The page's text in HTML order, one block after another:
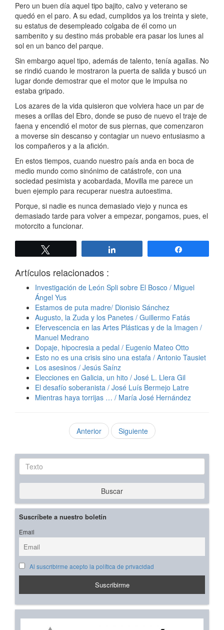
Pero un buen día aquel tipo bajito, calvo y veterano se
quedó en el paro. A su edad, cumplidos ya los treinta y siete,
su estatus de desempleado colgaba de él como un
sambenito y su destino más probable era pasar los lunes al
sol en un banco del parque.
Sin embargo aquel tipo, además de talento, tenía agallas. No
se rindió cuando le mostraron la puerta de salida y buscó un
lugar donde demostrar que el motor que le impulsa no
estaba gripado.
Los azares de la vida quisieron que volviera hace un par de
meses a orillas del Ebro, donde se puso de nuevo el traje de
faena y encendió el motor de sus piernas, que comenzaron
a moverse sin descanso y contagiar un nuevo entusiasmo a
los compañeros y a la afición.
En estos tiempos, cuando nuestro país anda en boca de
medio mundo como sinónimo de catástrofe, con una
sociedad pesimista y acobardada, Movilla me parece un
buen ejemplo para recuperar nuestra autoestima.
Porque, si nadie es nunca demasiado viejo y nunca es
demasiado tarde para volver a empezar, pongamos, pues, el
motorcito a funcionar.
Artículos relacionados :
Investigación de León Spli sobre El Bosco / Miguel
Ángel Yus
Estamos de puta madre/ Dionisio Sánchez
Augusto, la Zuda y los Panetes / Guillermo Fatás
Efervescencia en las Artes Plásticas y de la Imagen /
Manuel Medrano
Dopaje, hipocresia a pedal / Eugenio Mateo Otto
Esto no es una crisis sino una estafa / Antonio Tausiet
Los asesinos / Jesús Saínz
Elecciones en Galicia, un hito / José L. Llera Gil
El desafío soberanista / José Luís Bermejo Latre
Mientras haya torrijas … / María José Hernández
Anterior Siguiente
Texto
Buscar
Suscríbete a nuestro boletín
Email
Al suscribirme acepto la política de privacidad